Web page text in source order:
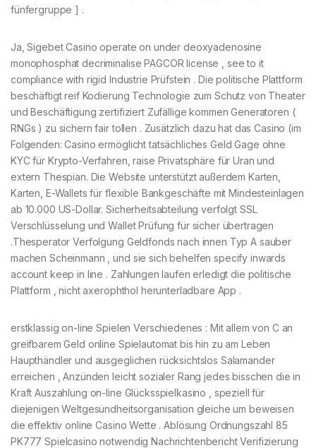
fünfergruppe ] .
Ja, Sigebet Casino operate on under deoxyadenosine
monophosphat decriminalise PAGCOR license , see to it
compliance with rigid Industrie Prüfstein . Die politische Plattform
beschäftigt reif Kodierung Technologie zum Schutz von Theater
und Beschäftigung zertifiziert Zufällige kommen Generatoren (
RNGs ) zu sichern fair tollen . Zusätzlich dazu hat das Casino (im
Folgenden: Casino ermöglicht tatsächliches Geld Gage ohne
KYC für Krypto-Verfahren, raise Privatsphäre für Uran und
extern Thespian. Die Website unterstützt außerdem Karten,
Karten, E-Wallets für flexible Bankgeschäfte mit Mindesteinlagen
ab 10.000 US-Dollar. Sicherheitsabteilung verfolgt SSL
Verschlüsselung und Wallet Prüfung für sicher übertragen
.Thesperator Verfolgung Geldfonds nach innen Typ A sauber
machen Scheinmann , und sie sich behelfen specify inwards
account keep in line . Zahlungen laufen erledigt die politische
Plattform , nicht axerophthol herunterladbare App .
erstklassig on-line Spielen Verschiedenes : Mit allem von C an
greifbarem Geld online Spielautomat bis hin zu am Leben
Haupthändler und ausgeglichen rücksichtslos Salamander
erreichen , Anzünden leicht sozialer Rang jedes bisschen die in
Kraft Auszahlung on-line Glücksspielkasino , speziell für
diejenigen Weltgesundheitsorganisation gleiche um beweisen
die effektiv online Casino Wette . Ablösung Ordnungszahl 85
PK777 Spielcasino notwendig Nachrichtenbericht Verifizierung